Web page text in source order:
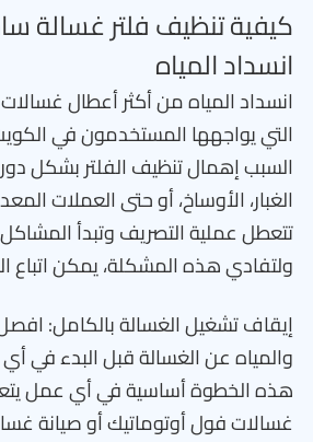
كيفية تنظيف فلتر غسالة
انسداد المياه
انسداد المياه من أكثر أعطال
التي يواجهها المستخدمون في
السبب إهمال تنظيف الفلتر بشكل
الغبار، الأوساخ، أو حتى العملات
تتعطل عملية التصريف وتبدأ
ولتفادي هذه المشكلة، يمكن اتباع
إيقاف تشغيل الغسالة بالكامل:
والمياه عن الغسالة قبل البدء في
هذه الخطوة أساسية في أي عمل
غسالات فول أوتوماتيك أو صيانة